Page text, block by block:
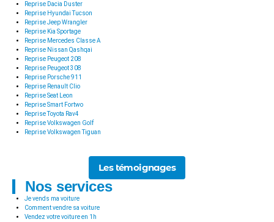
Reprise Dacia Duster
Reprise Hyundai Tucson
Reprise Jeep Wrangler
Reprise Kia Sportage
Reprise Mercedes Classe A
Reprise Nissan Qashqai
Reprise Peugeot 208
Reprise Peugeot 308
Reprise Porsche 911
Reprise Renault Clio
Reprise Seat Leon
Reprise Smart Fortwo
Reprise Toyota Rav4
Reprise Volkswagen Golf
Reprise Volkswagen Tiguan
Les témoignages
Nos services
Je vends ma voiture
Comment vendre sa voiture
Vendez votre voiture en 1h